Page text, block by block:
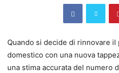
Quando si decide di rinnovare
domestico con una nuova
una stima accurata del numero